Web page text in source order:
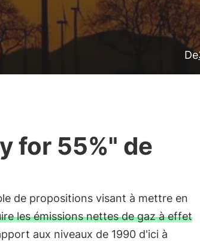
De
for 55%" de
de propositions visant à mettre en
les émissions nettes de gaz à effet
aux niveaux de 1990 d'ici à